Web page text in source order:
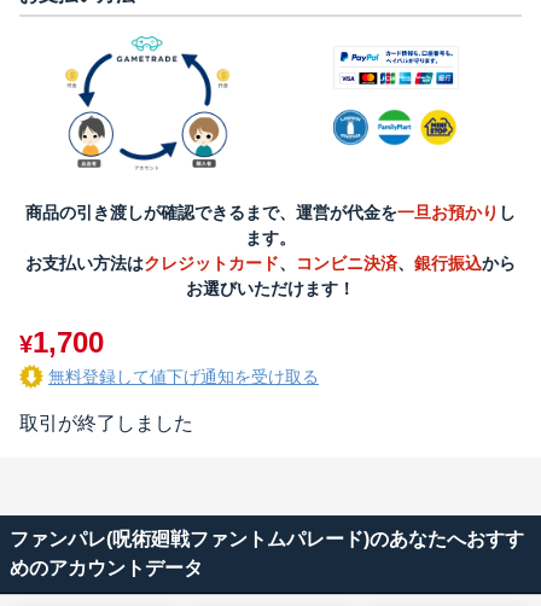
商品の引き渡しが確認できるまで、運営が代金を一旦お預かり し
ます。
お支払い方法はクレジットカード、 コンビニ決済、 銀行振込から
お選びいただけます！
¥1,700
無料登録して値下げ通知を受け取る
取引が終了しました
ファンパレ(呪術廻戦ファントムパレード)のあなたへおすす
めのアカウントデータ